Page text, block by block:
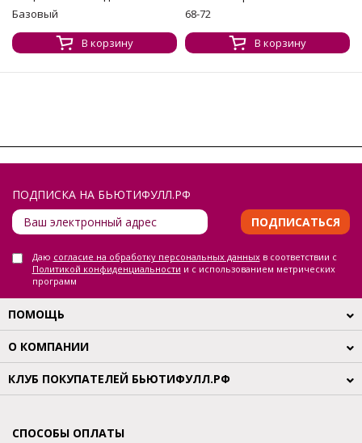
Базовый
В корзину
68-72
В корзину
ПОДПИСКА НА БЬЮТИФУЛЛ.РФ
ПОДПИСАТЬСЯ
Даю согласие на обработку персональных данныхв соответствии с
Политикой конфиденциальности и с использованием метрических
программ
ПОМОЩЬ
О КОМПАНИИ
КЛУБ ПОКУПАТЕЛЕЙ БЬЮТИФУЛЛ.РФ
СПОСОБЫ ОПЛАТЫ